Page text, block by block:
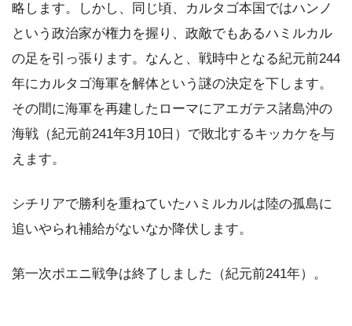
略します。しかし、同じ頃、カルタゴ本国ではハンノ
という政治家が権力を握り、政敵でもあるハミルカル
の足を引っ張ります。なんと、戦時中となる紀元前244
年にカルタゴ海軍を解体という謎の決定を下します。
その間に海軍を再建したローマにアエガテス諸島沖の
海戦（紀元前241年3月10日）で敗北するキッカケを与
えます。
シチリアで勝利を重ねていたハミルカルは陸の孤島に
追いやられ補給がないなか降伏します。
第一次ポエニ戦争は終了しました（紀元前241年）。